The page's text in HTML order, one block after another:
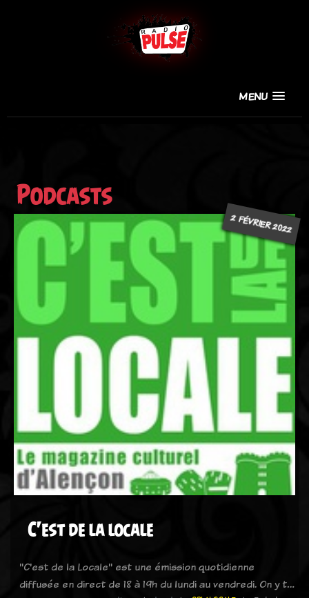
MENU
Podcasts
2 FÉVRIER 2022
C'est de la locale
"C'est de la Locale" est une émission quotidienne
diffusée en direct de 18 à 19h du lundi au vendredi. On y t…